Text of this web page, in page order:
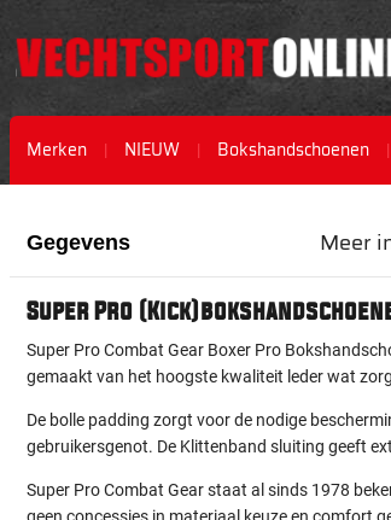
Merken NIEUW Bokshandschoenen
het
van
afbeeldingen-
gallerij
het
van
afbeeldingen-
gallerij
Gegevens
Super Pro
Super Pro Combat Gear Boxer Pro
gemaakt van het hoogste kwaliteit leder wat
De bolle padding zorgt voor de nodige
gebruikersgenot. De Klittenband sluiting geeft
Super Pro Combat Gear staat al sinds 1978
Meer